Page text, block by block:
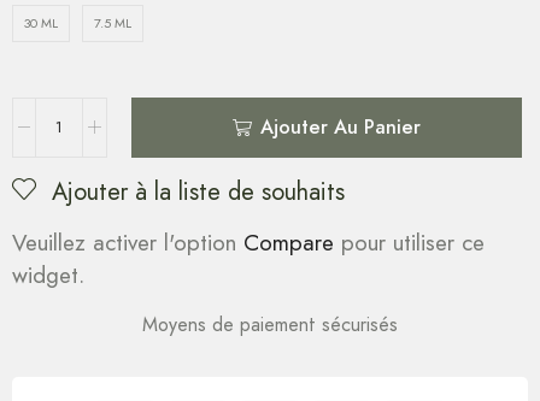
30 ML 7.5 ML
Ajouter Au Panier
Ajouter à la liste de souhaits
Veuillez activer l'option Compare pour utiliser ce
widget.
Moyens de paiement sécurisés